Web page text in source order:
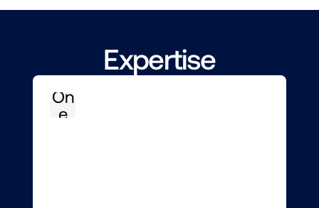
Expertise
On
e